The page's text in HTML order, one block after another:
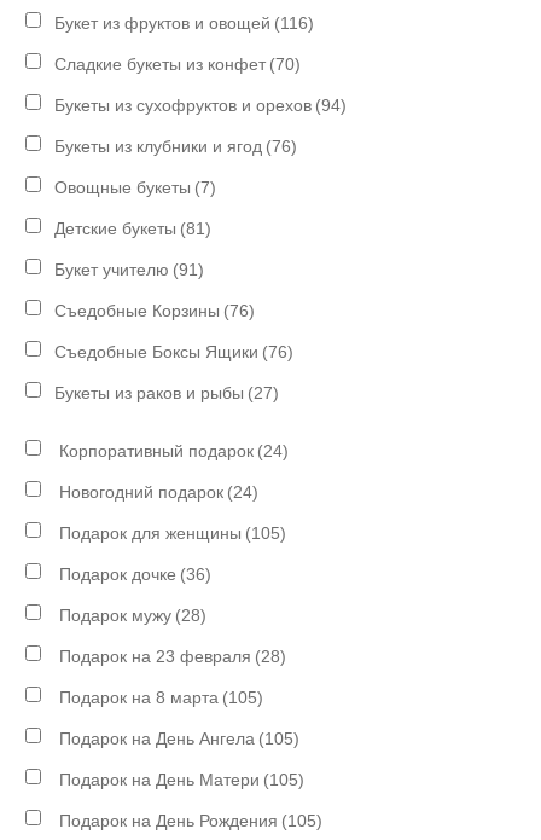
Букет из фруктов и овощей (116)
Сладкие букеты из конфет (70)
Букеты из сухофруктов и орехов (94)
Букеты из клубники и ягод (76)
Овощные букеты (7)
Детские букеты (81)
Букет учителю (91)
Съедобные Корзины (76)
Съедобные Боксы Ящики (76)
Букеты из раков и рыбы (27)
Корпоративный подарок (24)
Новогодний подарок (24)
Подарок для женщины (105)
Подарок дочке (36)
Подарок мужу (28)
Подарок на 23 февраля (28)
Подарок на 8 марта (105)
Подарок на День Ангела (105)
Подарок на День Матери (105)
Подарок на День Рождения (105)